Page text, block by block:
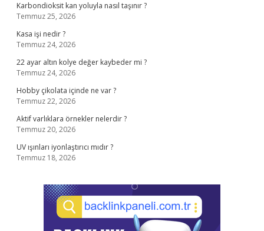
Karbondioksit kan yoluyla nasıl taşınır ?
Temmuz 25, 2026
Kasa işi nedir ?
Temmuz 24, 2026
22 ayar altın kolye değer kaybeder mi ?
Temmuz 24, 2026
Hobby çikolata içinde ne var ?
Temmuz 22, 2026
Aktif varlıklara örnekler nelerdir ?
Temmuz 20, 2026
UV ışınları iyonlaştırıcı mıdır ?
Temmuz 18, 2026